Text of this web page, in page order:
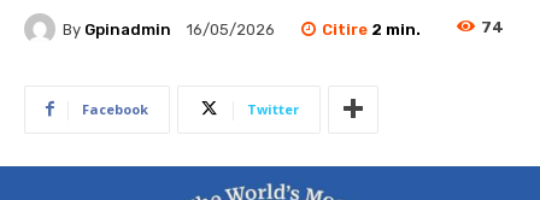
By Gpinadmin 16/05/2026 Citire 2 min. 74
Facebook Twitter